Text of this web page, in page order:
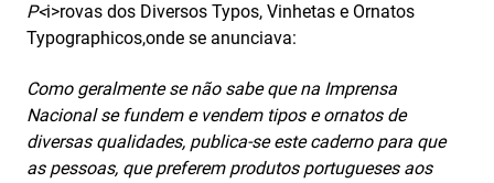
P<i>rovas dos Diversos Typos, Vinhetas e Ornatos
Typographicos,onde se anunciava:
Como geralmente se não sabe que na Imprensa
Nacional se fundem e vendem tipos e ornatos de
diversas qualidades, publica-se este caderno para que
as pessoas, que preferem produtos portugueses aos